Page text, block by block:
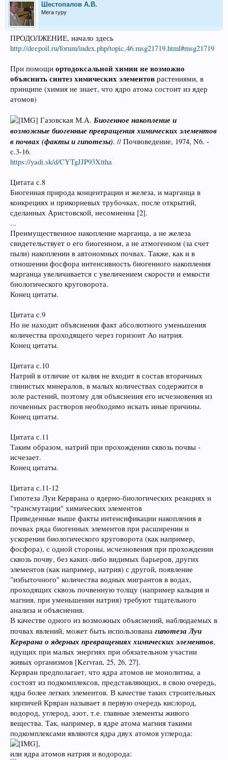
Шестопалов А.В.
Мега гуру
ПРОДОЛЖЕНИЕ, начало здесь
http://deepoil.ru/forum/index.php/topic,46.msg21719.html#msg21719
При помощи ортодоксальной химии не возможно
объяснить синтез химических элементов растениями, в
принципе (химия не знает, что ядро атома состоит из ядер
атомов)
Газовская М.А. Биогенное накопление и
возможные биогенные превращения химических элементов
в почвах (факты и гипотезы). // Почвоведение, 1974, N6. -
с.3-16.
https://yadi.sk/d/CYTgJJP93Xttha
Цитата с.8
Биогенная природа концентрации и железа, и марганца в
конкрециях и прикорневых трубочках, после открытий,
сделанных Аристовской, несомненна [2].
...
Преимущественное накопление марганца, а не железа
свидетельствует о его биогенном, а не атмогенном (за счет
пыли) накоплении в автономных почвах. Также, как и в
отношении фосфора интенсивность биогенного накопления
марганца увеличивается с увеличением скорости и емкости
биологического круговорота.
Конец цитаты.
Цитата с.9
Но не находит объяснения факт абсолютного уменьшения
количества проходящего через горизонт Ао натрия.
Конец цитаты.
Цитата с.10
Натрий в отличие от калия не входит в состав вторичных
глинистых минералов, в малых количествах содержится в
золе растений, поэтому для объяснения его исчезновения из
почвенных растворов необходимо искать иные причины.
Конец цитаты.
Цитата с.11
Таким образом, натрий при прохождении сквозь почвы -
исчезает.
Конец цитаты.
Цитата с.11-12
Гипотеза Луи Керврана о ядерно-биологических реакциях и
"трансмутации" химических элементов
Приведенные выше факты интенсификации накопления в
почвах ряда биогенных элементов при расширении и
ускорении биологического круговорота (как например,
фосфора), с одной стороны, исчезновения при прохождении
сквозь почву, без каких-либо видимых барьеров, других
элементов (как например, натрия) с другой, появление
"избыточного" количества водных мигрантов в водах,
проходящих сквозь почвенную толщу (например кальция и
магния, при уменьшении натрия) требуют тщательного
анализа и объяснения.
В качестве одного из возможных объяснений, наблюдаемых в
почвах явлений, может быть использована гипотеза Луи
Керврана о ядерных превращениях химических элементов,
идущих при малых энергиях при обязательном участии
живых организмов [Kervran, 25, 26, 27].
Кервран предполагает, что ядра атомов не монолитны, а
состоят из подкомплексов, представляющих, в свою очередь,
ядра более легких элементов. В качестве таких строительных
кирпичей Крвран называет в первую очередь кислород,
водород, углерод, азот, т.е. главные элементы живого
вещества. Так, например, в ядре атома магния такими
подкомплексами являются ядра двух атомов углерода:
,
или ядра атомов натрия и водорода: